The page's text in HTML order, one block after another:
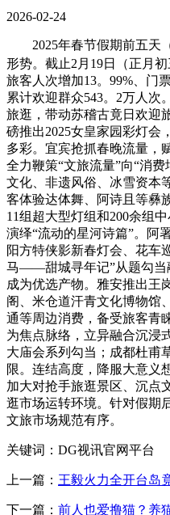
2026-02-24
2025年春节假期前五天（
形势。截止2月19日（正月
旅客人次增加13。99%、门
累计欢迎群众543。2万人
旅逛，带动苏稽古竟日欢迎
磅推出2025女皇家园彩灯会
多彩。宜宾抢抓春晚流量，
全力鞭策“文旅流量”向“消
文化、非遗风俗、冰雪资本
客体验达体舞、阿诗且等彝
11组超大型灯组和200余组
演绎“流动的星河诗篇”。阿
阳方特侠影新春灯会、花车
马——甜城寻年记”从题勾当
成为优选产物。雅安推出王
阁、米仓道汗青文化博物馆
通等周边消费，备受旅客青
为焦点脉络，立异融合沉浸
大庙会系列勾当；成都杜甫
限。连结高度，降服大意义
加大对抢手旅逛景区、沉点
逛市场运转环境。针对假期
文旅市场规范有序。
关键词：DG视讯官网平台
上一篇： 王毅火力全开台岛
下一篇： 前人也爱撸猫？养